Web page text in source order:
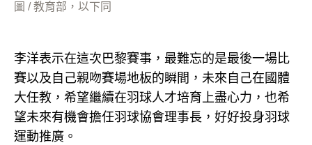
圖 / 教育部，以下同
李洋表示在這次巴黎賽事，最難忘的是最後一場比
賽以及自己親吻賽場地板的瞬間，未來自己在國體
大任教，希望繼續在羽球人才培育上盡心力，也希
望未來有機會擔任羽球協會理事長，好好投身羽球
運動推廣。